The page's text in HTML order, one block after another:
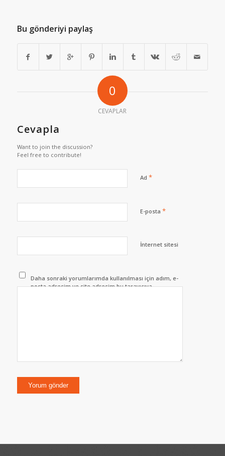
Bu gönderiyi paylaş
0
CEVAPLAR
Cevapla
Want to join the discussion?
Feel free to contribute!
Ad *
E-posta *
İnternet sitesi
Daha sonraki yorumlarımda kullanılması için adım, e-
posta adresim ve site adresim bu tarayıcıya